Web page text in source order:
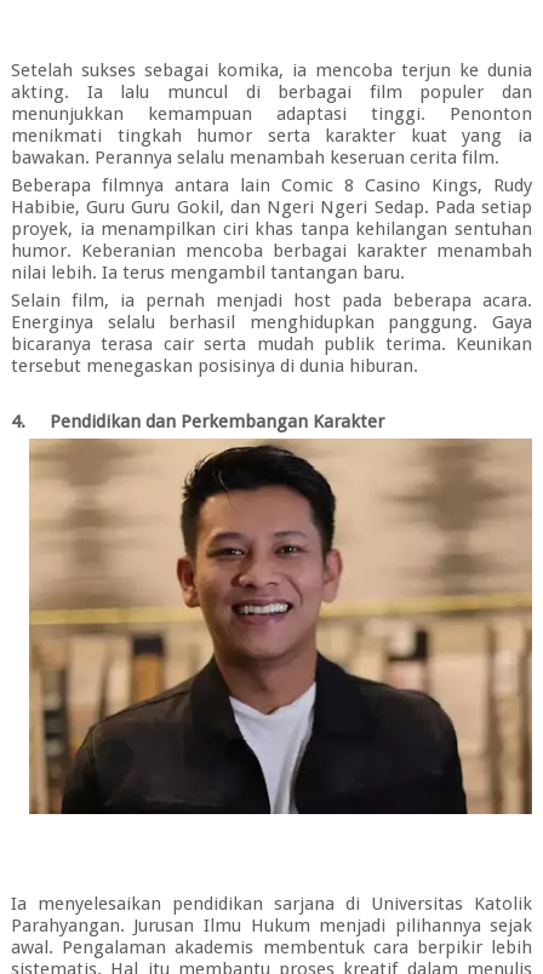
Setelah sukses sebagai komika, ia mencoba terjun ke dunia
akting. Ia lalu muncul di berbagai film populer dan
menunjukkan kemampuan adaptasi tinggi. Penonton
menikmati tingkah humor serta karakter kuat yang ia
bawakan. Perannya selalu menambah keseruan cerita film.
Beberapa filmnya antara lain Comic 8 Casino Kings, Rudy
Habibie, Guru Guru Gokil, dan Ngeri Ngeri Sedap. Pada setiap
proyek, ia menampilkan ciri khas tanpa kehilangan sentuhan
humor. Keberanian mencoba berbagai karakter menambah
nilai lebih. Ia terus mengambil tantangan baru.
Selain film, ia pernah menjadi host pada beberapa acara.
Energinya selalu berhasil menghidupkan panggung. Gaya
bicaranya terasa cair serta mudah publik terima. Keunikan
tersebut menegaskan posisinya di dunia hiburan.
4. Pendidikan dan Perkembangan Karakter
Ia menyelesaikan pendidikan sarjana di Universitas Katolik
Parahyangan. Jurusan Ilmu Hukum menjadi pilihannya sejak
awal. Pengalaman akademis membentuk cara berpikir lebih
sistematis. Hal itu membantu proses kreatif dalam menulis